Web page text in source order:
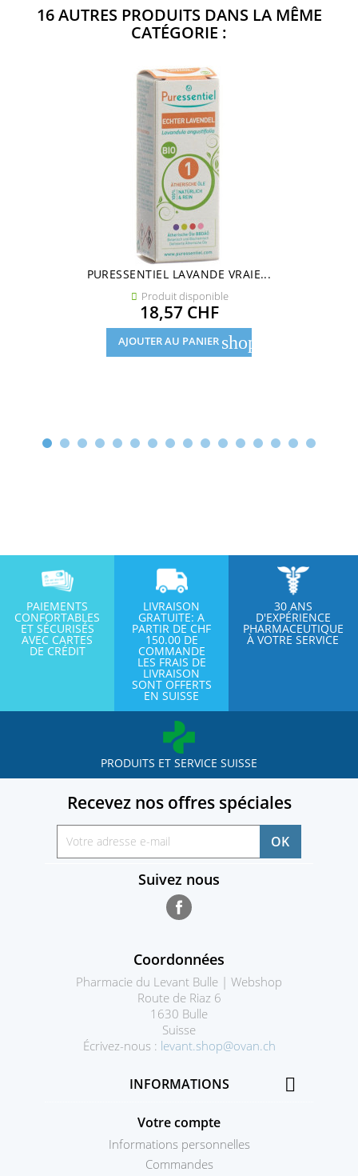
16 AUTRES PRODUITS DANS LA MÊME
CATÉGORIE :
PURESSENTIEL LAVANDE VRAIE...
 Produit disponible
Prix
18,57 CHF
AJOUTER AU PANIER shopping_cart
PAIEMENTS
CONFORTABLES
ET SÉCURISÉS
AVEC CARTES
DE CRÉDIT
LIVRAISON
GRATUITE: A
PARTIR DE CHF
150.00 DE
COMMANDE
LES FRAIS DE
LIVRAISON
SONT OFFERTS
EN SUISSE
30 ANS
D'EXPÉRIENCE
PHARMACEUTIQUE
À VOTRE SERVICE
PRODUITS ET SERVICE SUISSE
Recevez nos offres spéciales
Suivez nous
Coordonnées
Pharmacie du Levant Bulle | Webshop
Route de Riaz 6
1630 Bulle
Suisse
Écrivez-nous : levant.shop@ovan.ch
INFORMATIONS 
Votre compte
Informations personnelles
Commandes